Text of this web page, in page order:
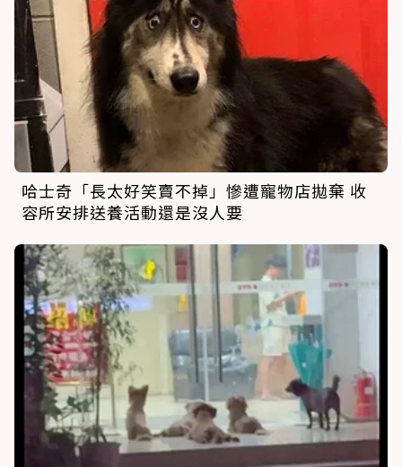
哈士奇「長太好笑賣不掉」慘遭寵物店拋棄 收
容所安排送養活動還是沒人要